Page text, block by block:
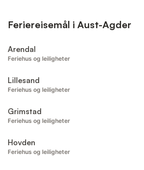
Feriereisemål i Aust-Agder
Arendal
Feriehus og leiligheter
Lillesand
Feriehus og leiligheter
Grimstad
Feriehus og leiligheter
Hovden
Feriehus og leiligheter